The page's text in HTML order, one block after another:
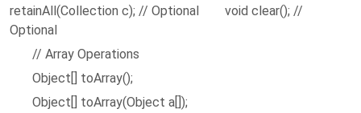
retainAll(Collection c); // Optional void clear(); //
Optional
// Array Operations
Object[] toArray();
Object[] toArray(Object a[]);